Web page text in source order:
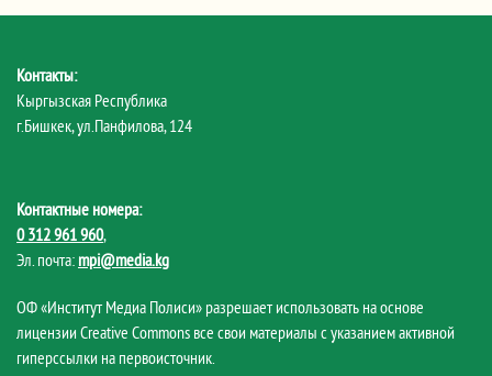
Контакты:
Кыргызская Республика
г.Бишкек, ул.Панфилова, 124
Контактные номера:
0 312 961 960,
Эл. почта: mpi@media.kg
ОФ «Институт Медиа Полиси» разрешает использовать на основе
лицензии Creative Commons все свои материалы с указанием активной
гиперссылки на первоисточник.